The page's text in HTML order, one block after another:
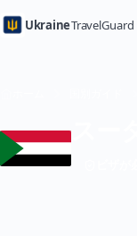
UkraineTravelGuard